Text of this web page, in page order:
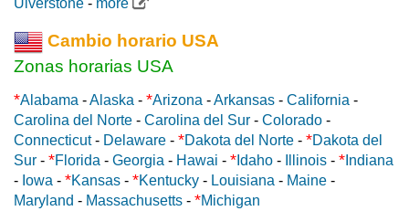
Ulverstone - more
Cambio horario USA
Zonas horarias USA
*Alabama -Alaska - *Arizona -Arkansas - California -
Carolina del Norte - Carolina del Sur - Colorado -
Connecticut- Delaware - *Dakota del Norte - *Dakota del
Sur - *Florida - Georgia - Hawai - * Idaho - Illinois - * Indiana
- Iowa - *Kansas - *Kentucky - Louisiana - Maine -
Maryland - Massachusetts - *Michigan